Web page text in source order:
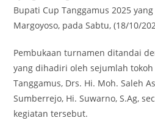
Bupati Cup Tanggamus 2025
Margoyoso, pada Sabtu, (18/10/
Pembukaan turnamen ditandai
yang dihadiri oleh sejumlah
Tanggamus, Drs. Hi. Moh. Saleh
Sumberrejo, Hi. Suwarno, S.Ag,
kegiatan tersebut.